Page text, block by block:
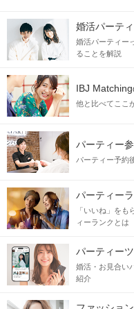
婚活パーテ
婚活パーティー
ることを解説
IBJ
他と比べてここ
パーティー
パーティー予約
パーティー
「いいね」を
ィーランクとは
パーティー
婚活・お見合い
紹介